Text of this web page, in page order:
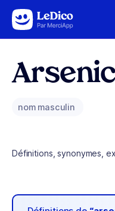
Aller au contenu
Arsenic
nom masculin
Définitions, synonymes,